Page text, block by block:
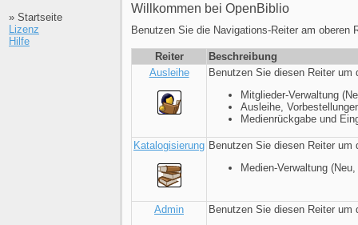
» Startseite
Lizenz
Hilfe
Willkommen bei OpenBiblio
Benutzen Sie die Navigations-Reiter am
Reiter
Beschreibung
Ausleihe
Benutzen Sie diesen Reiter
Mitglieder-Verwaltung
Ausleihe,
Medienrückgabe und
Katalogisierung Benutzen Sie diesen Reiter um
Medien-Verwaltung
Admin
Benutzen Sie diesen Reiter